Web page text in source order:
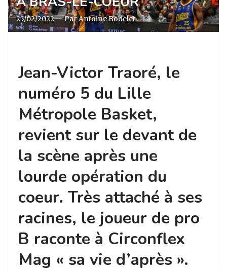
25/02/2022 · Par Antoine Bodelet
Jean-Victor Traoré, le
numéro 5 du Lille
Métropole Basket,
revient sur le devant de
la scène après une
lourde opération du
coeur. Très attaché à ses
racines, le joueur de pro
B raconte à Circonflex
Mag « sa vie d’après ».